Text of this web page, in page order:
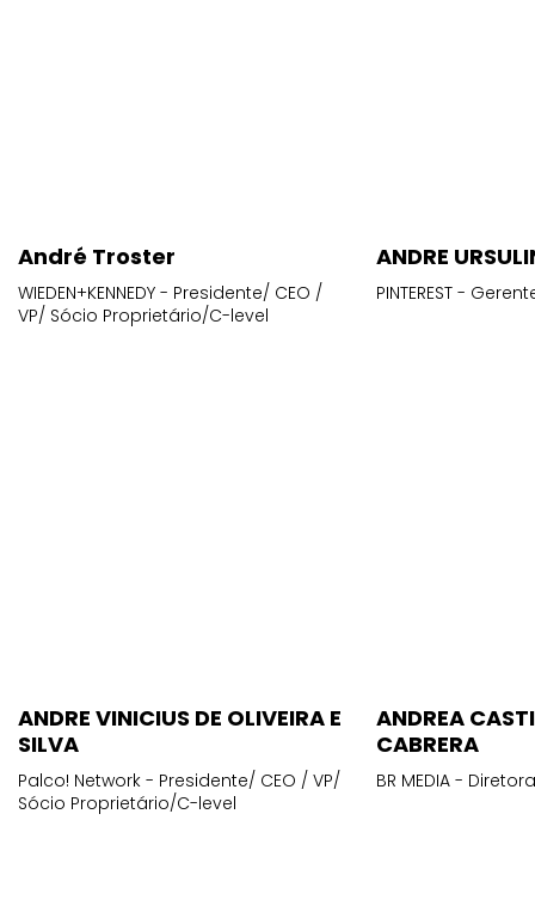
WIEDEN+KENNEDY - Presidente/ CEO /
VP/ Sócio Proprietário/C-level
PINTEREST -
SILVA
Palco! Network - Presidente/ CEO / VP/
Sócio Proprietário/C-level
CABRERA
BR MEDIA -